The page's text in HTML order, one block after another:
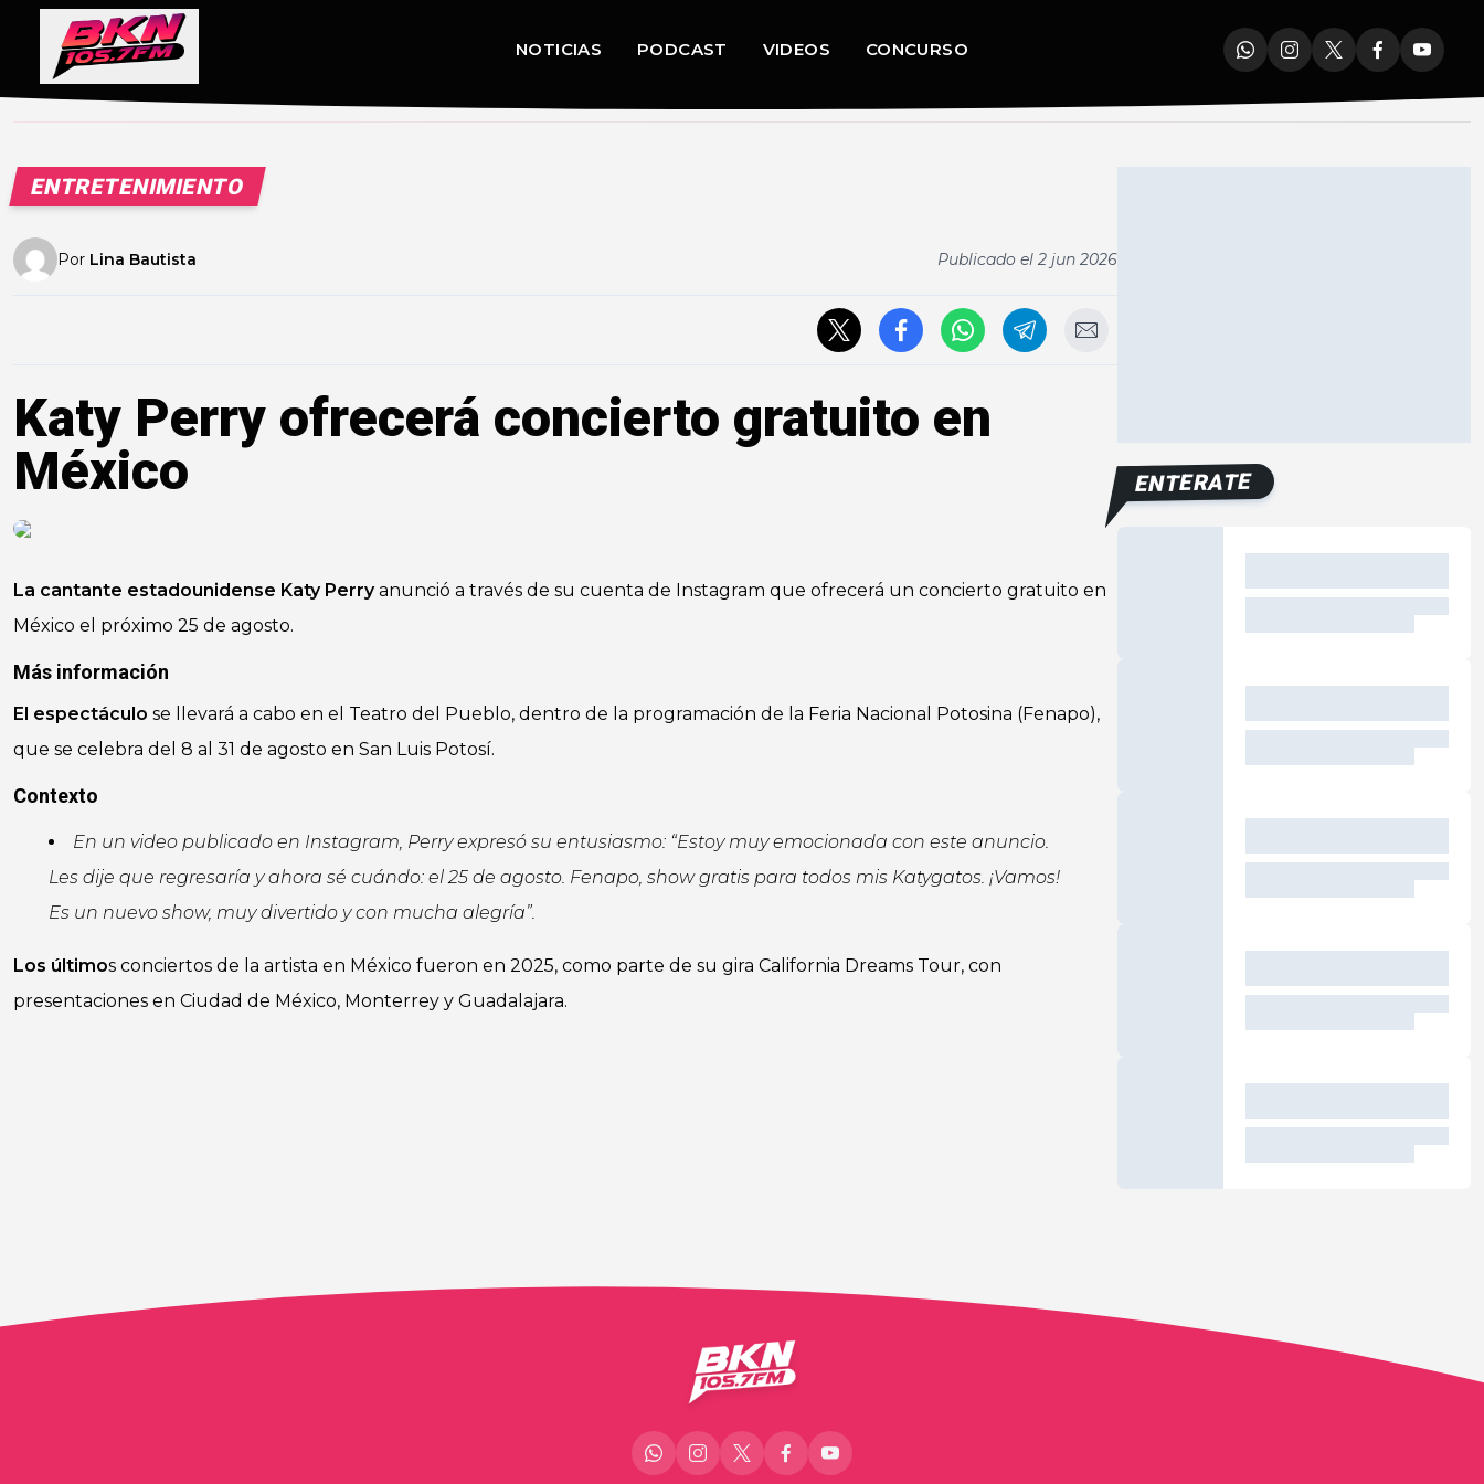
NOTICIAS PODCAST VIDEOS CONCURSO
ENTRETENIMIENTO
Por Lina Bautista Publicado el 2 jun 2026
Katy Perry ofrecerá concierto gratuito en
México
La cantante estadounidense Katy Perryanunció a través de su cuenta de Instagram que ofrecerá un concierto gratuito en
México el próximo 25 de agosto.
Más información
El espectáculo se llevará a cabo en el Teatro del Pueblo, dentro de la programación de la Feria Nacional Potosina (Fenapo),
que se celebra del 8 al 31 de agosto en San Luis Potosí.
Contexto
En un video publicado en Instagram, Perry expresó su entusiasmo: “Estoy muy emocionada con este anuncio.
Les dije que regresaría y ahora sé cuándo: el 25 de agosto. Fenapo, show gratis para todos mis Katygatos. ¡Vamos!
Es un nuevo show, muy divertido y con mucha alegría”.
Los últimos conciertos de la artista en México fueron en 2025, como parte de su gira California Dreams Tour, con
presentaciones en Ciudad de México, Monterrey y Guadalajara.
ENTERATE